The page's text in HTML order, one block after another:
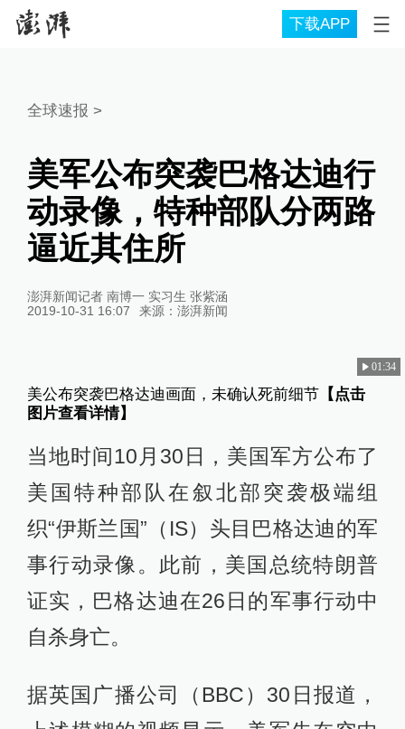
下载APP
全球速报 >
美军公布突袭巴格达迪行
动录像，特种部队分两路
逼近其住所
澎湃新闻记者 南博一 实习生 张紫涵
2019-10-31 16:07
来源： 澎湃新闻
01:34
美公布突袭巴格达迪画面，未确认死前细节【点击
图片查看详情】
当地时间10月30日，美国军方公布了
美国特种部队在叙北部突袭极端组
织“伊斯兰国”（IS）头目巴格达迪的军
事行动录像。此前，美国总统特朗普
证实，巴格达迪在26日的军事行动中
自杀身亡。
据英国广播公司（BBC）30日报道，